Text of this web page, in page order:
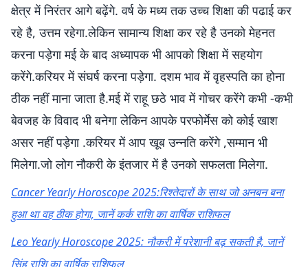
क्षेत्र में निरंतर आगे बढ़ेंगे. वर्ष के मध्य तक उच्च शिक्षा की पढाई कर
रहे है, उत्तम रहेगा.लेकिन सामान्य शिक्षा कर रहे है उनको मेहनत
करना पड़ेगा मई के बाद अध्यापक भी आपको शिक्षा में सहयोग
करेंगे.करियर में संघर्ष करना पड़ेगा. दशम भाव में वृहस्पति का होना
ठीक नहीं माना जाता है.मई में राहू छठे भाव में गोचर करेंगे कभी -कभी
बेवजह के विवाद भी बनेगा लेकिन आपके परफोर्मेस को कोई खाश
असर नहीं पड़ेगा .करियर में आप खूब उन्नति करेंगे ,सम्मान भी
मिलेगा.जो लोग नौकरी के इंतजार में है उनको सफलता मिलेगा.
Cancer Yearly Horoscope 2025:रिश्तेदारों के साथ जो अनबन बना
हुआ था वह ठीक होगा, जानें कर्क राशि का वार्षिक राशिफल
Leo Yearly Horoscope 2025: नौकरी में परेशानी बढ़ सकती है, जानें
सिंह राशि का वार्षिक राशिफल